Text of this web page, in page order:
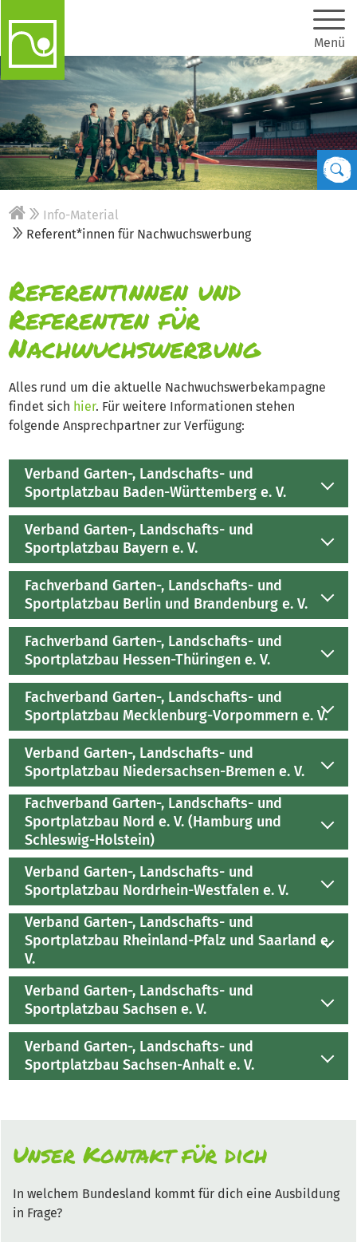
Menü
Info-Material
Referent*innen für Nachwuchswerbung
Referentinnen und
Referenten für
Nachwuchswerbung
Alles rund um die aktuelle Nachwuchswerbekampagne
findet sich hier. Für weitere Informationen stehen
folgende Ansprechpartner zur Verfügung:
Verband Garten-, Landschafts- und
Sportplatzbau Baden-Württemberg e. V.
Verband Garten-, Landschafts- und
Sportplatzbau Bayern e. V.
Fachverband Garten-, Landschafts- und
Sportplatzbau Berlin und Brandenburg e. V.
Fachverband Garten-, Landschafts- und
Sportplatzbau Hessen-Thüringen e. V.
Fachverband Garten-, Landschafts- und
Sportplatzbau Mecklenburg-Vorpommern e. V.
Verband Garten-, Landschafts- und
Sportplatzbau Niedersachsen-Bremen e. V.
Fachverband Garten-, Landschafts- und
Sportplatzbau Nord e. V. (Hamburg und
Schleswig-Holstein)
Verband Garten-, Landschafts- und
Sportplatzbau Nordrhein-Westfalen e. V.
Verband Garten-, Landschafts- und
Sportplatzbau Rheinland-Pfalz und Saarland e.
V.
Verband Garten-, Landschafts- und
Sportplatzbau Sachsen e. V.
Verband Garten-, Landschafts- und
Sportplatzbau Sachsen-Anhalt e. V.
Unser Kontakt für dich
In welchem Bundesland kommt für dich eine Ausbildung
in Frage?